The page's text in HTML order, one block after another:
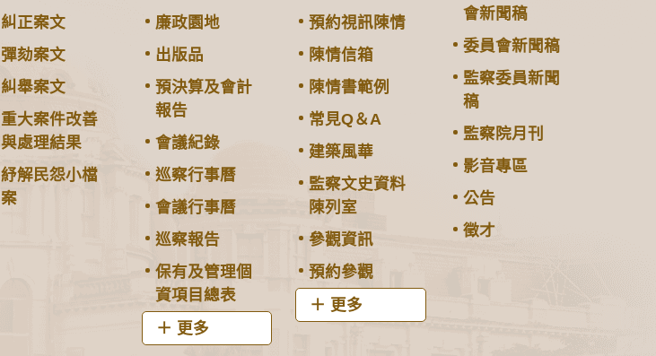
糾正案文
彈劾案文
糾舉案文
重大案件改善
與處理結果
紓解民怨小檔
案
廉政園地
出版品
預決算及會計
報告
會議紀錄
巡察行事曆
會議行事曆
巡察報告
保有及管理個
資項目總表
更多
預約視訊陳情
陳情信箱
陳情書範例
常見Q＆A
建築風華
監察文史資料
陳列室
參觀資訊
預約參觀
更多
會新聞稿
委員會新聞稿
監察委員新聞
稿
監察院月刊
影音專區
公告
徵才